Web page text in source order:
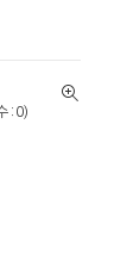
: 0)